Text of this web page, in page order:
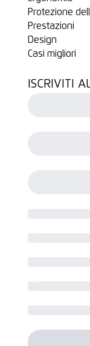
Protezione
Prestazioni
Design
Casi migliori
ISCRIVITI